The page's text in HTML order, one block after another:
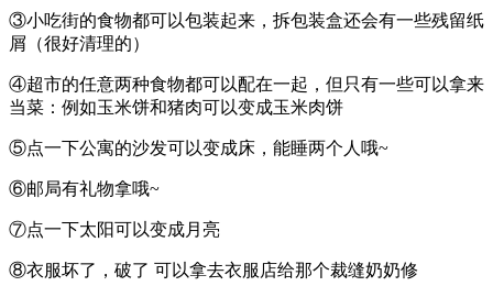
③小吃街的食物都可以包装起来，拆包装盒还会有一些残留纸
屑（很好清理的）
④超市的任意两种食物都可以配在一起，但只有一些可以拿来
当菜：例如玉米饼和猪肉可以变成玉米肉饼
⑤点一下公寓的沙发可以变成床，能睡两个人哦~
⑥邮局有礼物拿哦~
⑦点一下太阳可以变成月亮
⑧衣服坏了，破了 可以拿去衣服店给那个裁缝奶奶修